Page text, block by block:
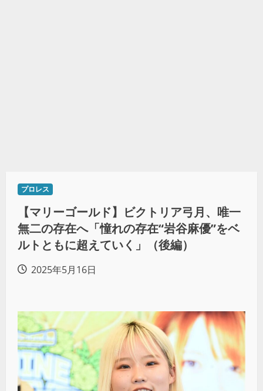
プロレス
【マリーゴールド】ビクトリア弓月、唯一
無二の存在へ「憧れの存在“岩谷麻優”をベ
ルトともに超えていく」（後編）
2025年5月16日